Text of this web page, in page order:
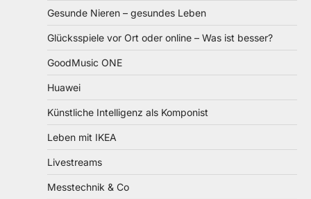
Gesunde Nieren – gesundes Leben
Glücksspiele vor Ort oder online – Was ist besser?
GoodMusic ONE
Huawei
Künstliche Intelligenz als Komponist
Leben mit IKEA
Livestreams
Messtechnik & Co